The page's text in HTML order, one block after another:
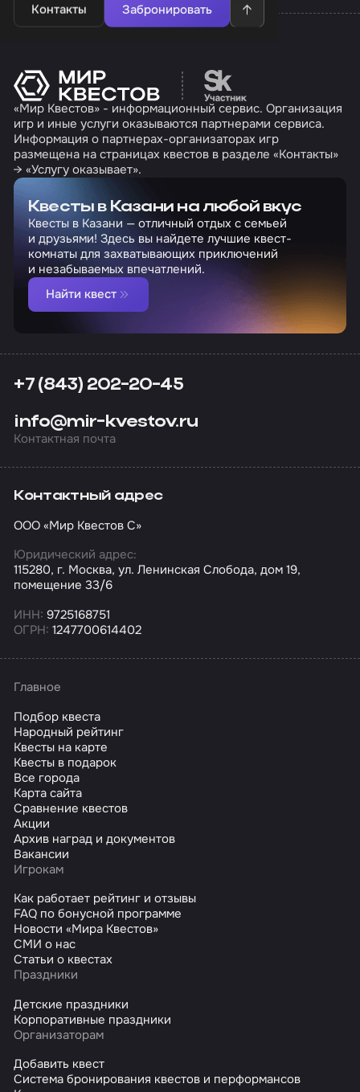
Контакты Забронировать
Перейти на сайт
«Мир Квестов» - информационный сервис. Организация
игр и иные услуги оказываются партнерами сервиса.
Информация о партнерах-организаторах игр
размещена на страницах квестов в разделе «Контакты»
→ «Услугу оказывает».
Квесты в Казани на любой вкус
Квесты в Казани — отличный отдых с семьей
и друзьями! Здесь вы найдете лучшие квест-
комнаты для захватывающих приключений
и незабываемых впечатлений.
Найти квест
+7 (843) 202-20-45
info@mir-kvestov.ru
Контактная почта
Контактный адрес
ООО «Мир Квестов С»
Юридический адрес:
115280, г. Москва, ул. Ленинская Слобода, дом 19,
помещение 33/6
ИНН: 9725168751
ОГРН: 1247700614402
Главное
Подбор квеста
Народный рейтинг
Квесты на карте
Квесты в подарок
Все города
Карта сайта
Сравнение квестов
Акции
Архив наград и документов
Вакансии
Игрокам
Как работает рейтинг и отзывы
FAQ по бонусной программе
Новости «Мира Квестов»
СМИ о нас
Статьи о квестах
Праздники
Детские праздники
Корпоративные праздники
Организаторам
Добавить квест
Система бронирования квестов и перформансов